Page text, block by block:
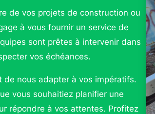
de vos projets de construction ou
à vous fournir un service de
sont prêtes à intervenir dans
vos échéances.
nous adapter à vos impératifs.
vous souhaitiez planifier une
répondre à vos attentes. Profitez